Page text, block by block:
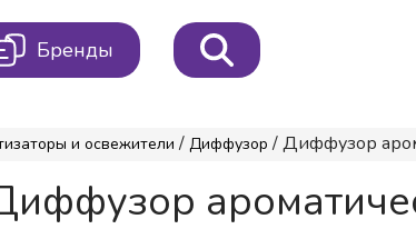
Бренды
и освежители / Диффузор / Диффузор